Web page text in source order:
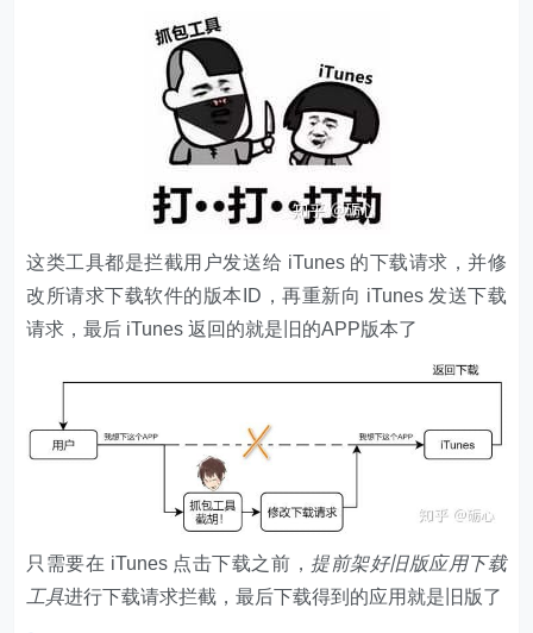
这类工具都是拦截用户发送给 iTunes 的下载请求，并修
改所请求下载软件的版本ID，再重新向 iTunes 发送下载
请求，最后 iTunes 返回的就是旧的APP版本了
只需要在 iTunes 点击下载之前， 提前架好旧版应用下载
工具进行下载请求拦截，最后下载得到的应用就是旧版了